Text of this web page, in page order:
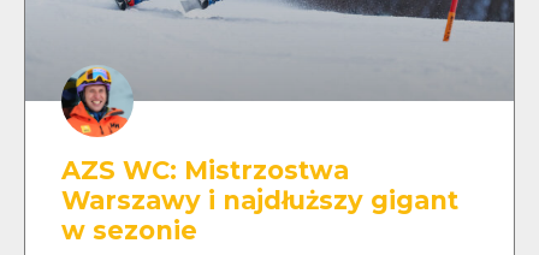
AZS WC: Mistrzostwa
Warszawy i najdłuższy gigant
w sezonie